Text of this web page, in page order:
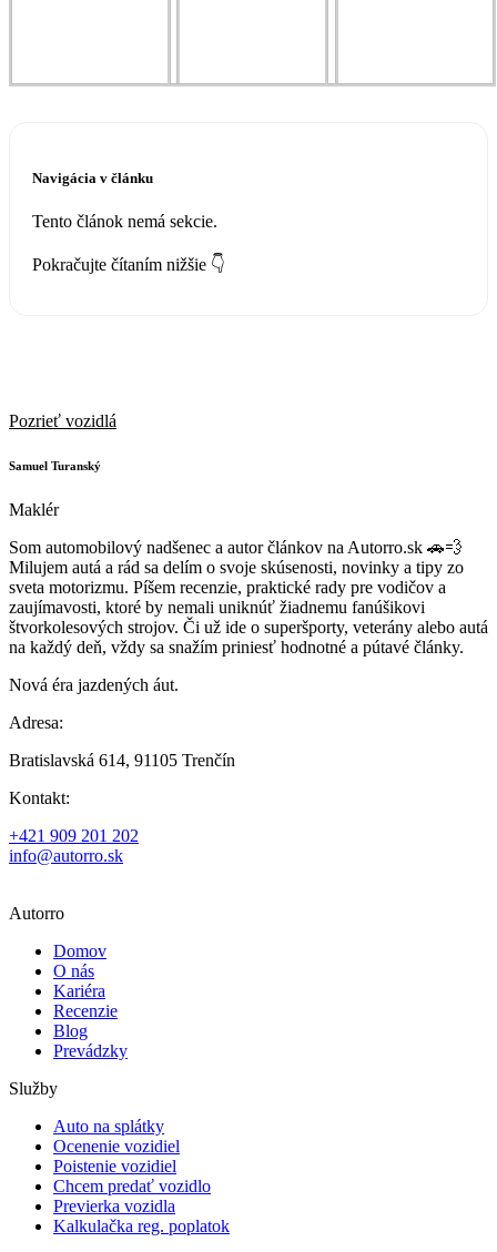
Navigácia v článku
Tento článok nemá sekcie.
Pokračujte čítaním nižšie 👇
Pozrieť vozidlá
Samuel Turanský
Maklér
Som automobilový nadšenec a autor článkov na Autorro.sk 🚗💨
Milujem autá a rád sa delím o svoje skúsenosti, novinky a tipy zo
sveta motorizmu. Píšem recenzie, praktické rady pre vodičov a
zaujímavosti, ktoré by nemali uniknúť žiadnemu fanúšikovi
štvorkolesových strojov. Či už ide o superšporty, veterány alebo autá
na každý deň, vždy sa snažím priniesť hodnotné a pútavé články.
Nová éra jazdených áut.
Adresa:
Bratislavská 614, 91105 Trenčín
Kontakt:
+421 909 201 202
info@autorro.sk
Autorro
Domov
O nás
Kariéra
Recenzie
Blog
Prevádzky
Služby
Auto na splátky
Ocenenie vozidiel
Poistenie vozidiel
Chcem predať vozidlo
Previerka vozidla
Kalkulačka reg. poplatok